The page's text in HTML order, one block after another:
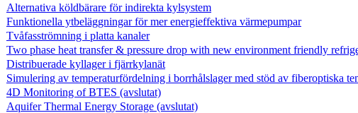
Alternativa köldbärare för indirekta kylsystem
Funktionella ytbeläggningar för mer energieffektiva värmepumpar
Tvåfasströmning i platta kanaler
Two phase heat transfer & pressure drop with new environment friendly
Distribuerade kyllager i fjärrkylanät
Simulering av temperaturfördelning i borrhålslager med stöd av fiberoptiska
4D Monitoring of BTES (avslutat)
Aquifer Thermal Energy Storage (avslutat)